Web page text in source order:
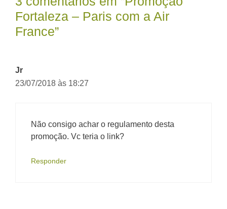
Fortaleza – Paris com a Air
France”
Jr
23/07/2018 às 18:27
Não consigo achar o regulamento desta
promoção. Vc teria o link?
Responder